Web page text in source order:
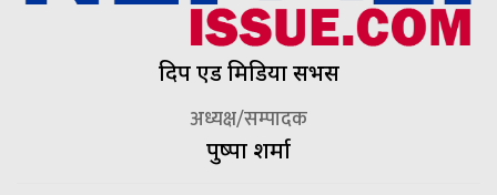
दिप एड मिडिया सर्भिस
अध्यक्ष/सम्पादक
पुष्पा शर्मा